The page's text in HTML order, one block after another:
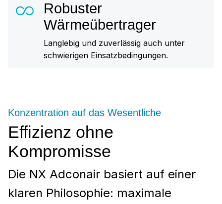
Robuster
Wärmeübertrager
Langlebig und zuverlässig auch unter
schwierigen Einsatzbedingungen.
Effizienz ohne
Kompromisse
Konzentration auf das Wesentliche
Die NX Adconair basiert auf einer
klaren Philosophie: maximale